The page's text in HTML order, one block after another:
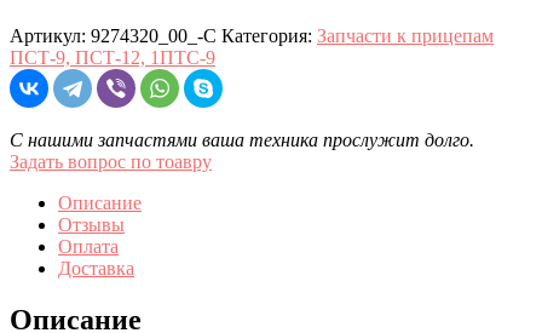
Артикул: 9274320_00_-С Категория: Запчасти к прицепам
ПСТ-9, ПСТ-12, 1ПТС-9
С нашими запчастями ваша техника прослужит долго.
Задать вопрос по тоавру
Описание
Отзывы
Оплата
Доставка
Описание